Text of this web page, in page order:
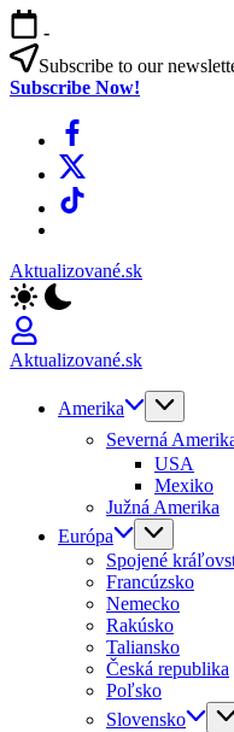
Skip
to
content
-
Subscribe to our
Subscribe Now!
Facebook
X
TikTok
Aktualizované.sk
Aktualizované.sk
Amerika
Severná
USA
Mexiko
Južná Amerika
Európa
Spojené
Francúzsko
Nemecko
Rakúsko
Taliansko
Česká republika
Poľsko
Slovensko